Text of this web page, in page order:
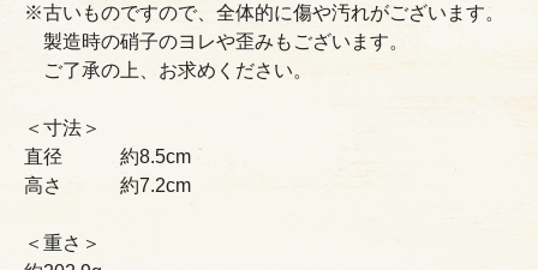
※古いものですので、全体的に傷や汚れがございます。
製造時の硝子のヨレや歪みもございます。
ご了承の上、お求めください。
＜寸法＞
直径 約8.5cm
高さ 約7.2cm
＜重さ＞